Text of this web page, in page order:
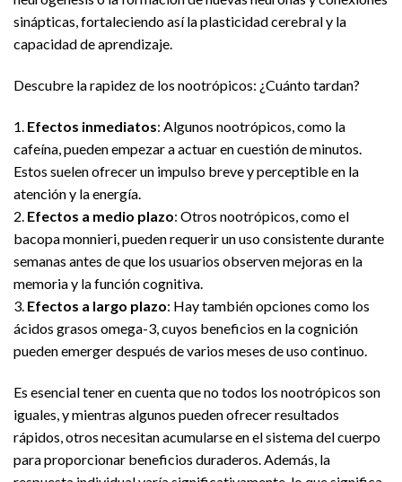
sinápticas, fortaleciendo así la plasticidad cerebral y la
capacidad de aprendizaje.
Descubre la rapidez de los nootrópicos: ¿Cuánto tardan?
1. Efectos inmediatos: Algunos nootrópicos, como la
cafeína, pueden empezar a actuar en cuestión de minutos.
Estos suelen ofrecer un impulso breve y perceptible en la
atención y la energía.
2. Efectos a medio plazo: Otros nootrópicos, como el
bacopa monnieri, pueden requerir un uso consistente durante
semanas antes de que los usuarios observen mejoras en la
memoria y la función cognitiva.
3. Efectos a largo plazo: Hay también opciones como los
ácidos grasos omega-3, cuyos beneficios en la cognición
pueden emerger después de varios meses de uso continuo.
Es esencial tener en cuenta que no todos los nootrópicos son
iguales, y mientras algunos pueden ofrecer resultados
rápidos, otros necesitan acumularse en el sistema del cuerpo
para proporcionar beneficios duraderos. Además, la